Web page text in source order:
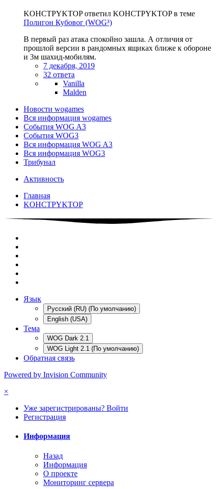
KOHCTPYKTOP ответил KOHCTPYKTOP в теме
Полигон Кубовог (WOG³)
В первый раз атака спокойно зашла. А отличия от
прошлой версии в рандомных ящиках ближе к обороне
и 3м шахид-мобилям.
7 декабря, 2019
32 ответа
Vanilla
Malden
Новости wogames
Вся информация wogames
События WOG A3
События WOG3
Вся информация WOG A3
Вся информация WOG3
Трибунал
Активность
Главная
KOHCTPYKTOP
Язык
Русский (RU) (По умолчанию)
English (USA)
Тема
WOG Dark 2.1
WOG Light 2.1 (По умолчанию)
Обратная связь
Powered by Invision Community
×
Уже зарегистрированы? Войти
Регистрация
Информация
Назад
Информация
О проекте
Мониторинг сервера